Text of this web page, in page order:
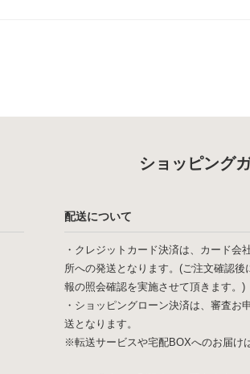
ショッピング
配送について
・クレジットカード決済は、カード会
所への発送となります。(ご注文確認後
報の照会確認を実施させて頂きます。)
・ショッピングローン決済は、審査お
送となります。
※転送サービスや宅配BOXへのお届け